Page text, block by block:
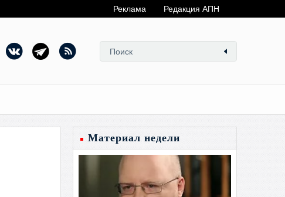
Реклама Редакция АПН
Материал недели